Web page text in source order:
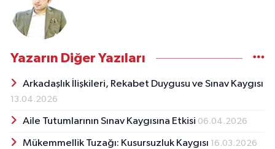
Yazarın Diğer Yazıları
Arkadaşlık İlişkileri, Rekabet Duygusu ve Sınav Kaygısı
13.04.2026
Aile Tutumlarının Sınav Kaygısına Etkisi 06.04.2026
Mükemmellik Tuzağı: Kusursuzluk Kaygısı 16.03.2026